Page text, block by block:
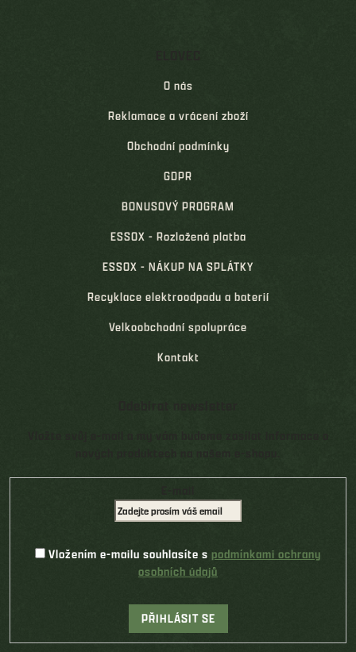
O nás
Reklamace a vrácení zboží
Obchodní podmínky
GDPR
BONUSOVÝ PROGRAM
ESSOX - Rozložená platba
ESSOX - NÁKUP NA SPLÁTKY
Recyklace elektroodpadu a baterií
Velkoobchodní spolupráce
Kontakt
Vložením e-mailu souhlasíte s podmínkami ochrany
osobních údajů
PŘIHLÁSIT SE